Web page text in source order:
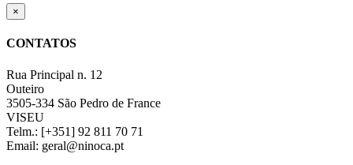
Close
product
view
×
CONTATOS
Rua Principal n. 12
Outeiro
3505-334 São Pedro de France
VISEU
Telm.: [+351] 92 811 70 71
Email: geral@ninoca.pt